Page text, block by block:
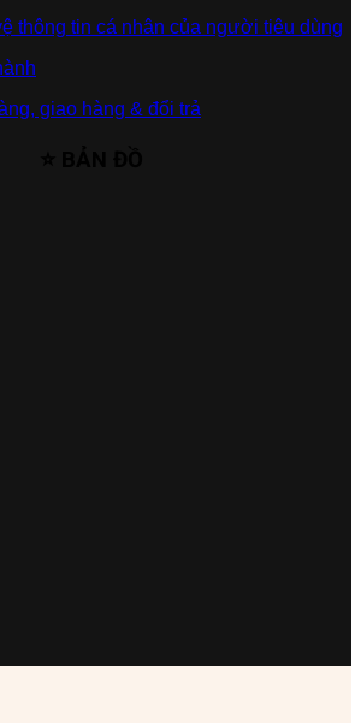
thông tin cá nhân của người tiêu dùng
giao hàng & đổi trả